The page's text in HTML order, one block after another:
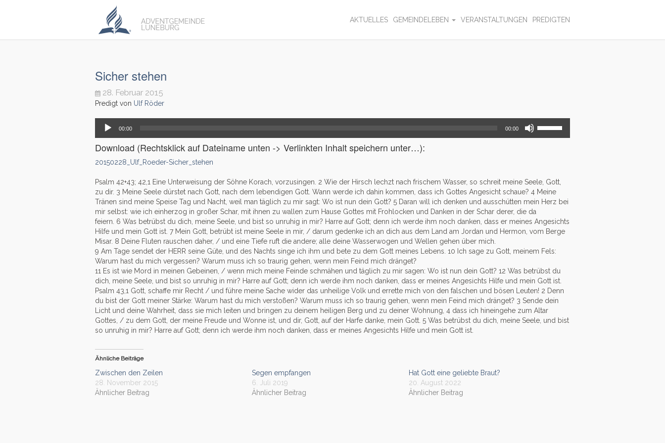
AKTUELLES GEMEINDELEBEN VERANSTALTUNGEN PREDIGTEN
Sicher stehen
28. Februar 2015
Predigt von Ulf Röder
Audio-
Player
00:00 00:00
Hoch/Runter
zu
regeln.
Download (Rechtsklick auf Dateiname unten -> Verlinkten Inhalt speichern unter…):
20150228_Ulf_Roeder-Sicher_stehen
Psalm 42+43; 42,1 Eine Unterweisung der Söhne Korach, vorzusingen. 2 Wie der Hirsch lechzt nach frischem Wasser, so schreit meine Seele, Gott,
zu dir. 3 Meine Seele dürstet nach Gott, nach dem lebendigen Gott. Wann werde ich dahin kommen, dass ich Gottes Angesicht schaue? 4 Meine
Tränen sind meine Speise Tag und Nacht, weil man täglich zu mir sagt: Wo ist nun dein Gott? 5 Daran will ich denken und ausschütten mein Herz bei
mir selbst: wie ich einherzog in großer Schar, mit ihnen zu wallen zum Hause Gottes mit Frohlocken und Danken in der Schar derer, die da
feiern. 6 Was betrübst du dich, meine Seele, und bist so unruhig in mir? Harre auf Gott; denn ich werde ihm noch danken, dass er meines Angesichts
Hilfe und mein Gott ist. 7 Mein Gott, betrübt ist meine Seele in mir, / darum gedenke ich an dich aus dem Land am Jordan und Hermon, vom Berge
Misar. 8 Deine Fluten rauschen daher, / und eine Tiefe ruft die andere; alle deine Wasserwogen und Wellen gehen über mich.
9 Am Tage sendet der HERR seine Güte, und des Nachts singe ich ihm und bete zu dem Gott meines Lebens. 10 Ich sage zu Gott, meinem Fels:
Warum hast du mich vergessen? Warum muss ich so traurig gehen, wenn mein Feind mich dränget?
11 Es ist wie Mord in meinen Gebeinen, / wenn mich meine Feinde schmähen und täglich zu mir sagen: Wo ist nun dein Gott? 12 Was betrübst du
dich, meine Seele, und bist so unruhig in mir? Harre auf Gott; denn ich werde ihm noch danken, dass er meines Angesichts Hilfe und mein Gott ist.
Psalm 43,1 Gott, schaffe mir Recht / und führe meine Sache wider das unheilige Volk und errette mich von den falschen und bösen Leuten! 2 Denn
du bist der Gott meiner Stärke: Warum hast du mich verstoßen? Warum muss ich so traurig gehen, wenn mein Feind mich dränget? 3 Sende dein
Licht und deine Wahrheit, dass sie mich leiten und bringen zu deinem heiligen Berg und zu deiner Wohnung, 4 dass ich hineingehe zum Altar
Gottes, / zu dem Gott, der meine Freude und Wonne ist, und dir, Gott, auf der Harfe danke, mein Gott. 5 Was betrübst du dich, meine Seele, und bist
so unruhig in mir? Harre auf Gott; denn ich werde ihm noch danken, dass er meines Angesichts Hilfe und mein Gott ist.
Ähnliche Beiträge
Zwischen den Zeilen
28. November 2015
Ähnlicher Beitrag
Segen empfangen
6. Juli 2019
Ähnlicher Beitrag
Hat Gott eine geliebte Braut?
20. August 2022
Ähnlicher Beitrag